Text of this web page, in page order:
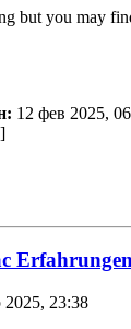
but you may
12 фев 2025,
]
2025, 23:38